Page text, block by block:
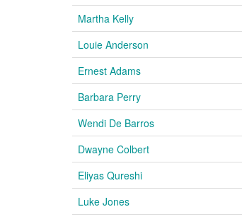
Martha Kelly
Louie Anderson
Ernest Adams
Barbara Perry
Wendi De Barros
Dwayne Colbert
Eliyas Qureshi
Luke Jones